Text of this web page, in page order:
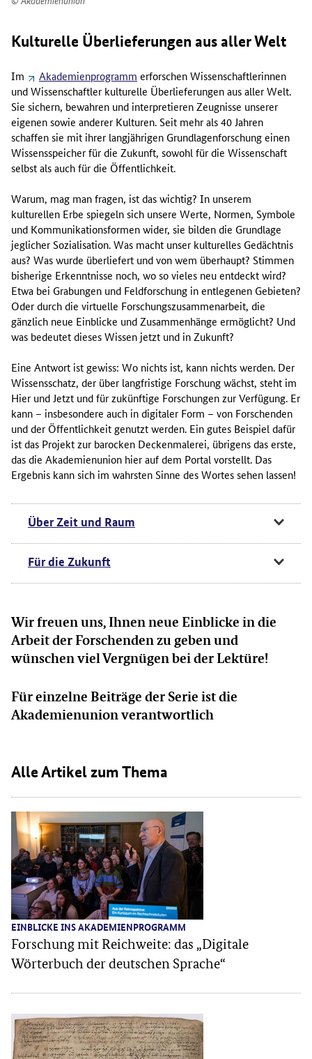
Kulturelle Überlieferungen aus aller Welt
Im Akademienprogramm erforschen Wissenschaftlerinnen
und Wissenschaftler kulturelle Überlieferungen aus aller Welt.
Sie sichern, bewahren und interpretieren Zeugnisse unserer
eigenen sowie anderer Kulturen. Seit mehr als 40 Jahren
schaffen sie mit ihrer langjährigen Grundlagenforschung einen
Wissensspeicher für die Zukunft, sowohl für die Wissenschaft
selbst als auch für die Öffentlichkeit.
Warum, mag man fragen, ist das wichtig? In unserem
kulturellen Erbe spiegeln sich unsere Werte, Normen, Symbole
und Kommunikationsformen wider, sie bilden die Grundlage
jeglicher Sozialisation. Was macht unser kulturelles Gedächtnis
aus? Was wurde überliefert und von wem überhaupt? Stimmen
bisherige Erkenntnisse noch, wo so vieles neu entdeckt wird?
Etwa bei Grabungen und Feldforschung in entlegenen Gebieten?
Oder durch die virtuelle Forschungszusammenarbeit, die
gänzlich neue Einblicke und Zusammenhänge ermöglicht? Und
was bedeutet dieses Wissen jetzt und in Zukunft?
Eine Antwort ist gewiss: Wo nichts ist, kann nichts werden. Der
Wissensschatz, der über langfristige Forschung wächst, steht im
Hier und Jetzt und für zukünftige Forschungen zur Verfügung. Er
kann – insbesondere auch in digitaler Form – von Forschenden
und der Öffentlichkeit genutzt werden. Ein gutes Beispiel dafür
ist das Projekt zur barocken Deckenmalerei, übrigens das erste,
das die Akademienunion hier auf dem Portal vorstellt. Das
Ergebnis kann sich im wahrsten Sinne des Wortes sehen lassen!
Über Zeit und Raum
Für die Zukunft
Wir freuen uns, Ihnen neue Einblicke in die
Arbeit der Forschenden zu geben und
wünschen viel Vergnügen bei der Lektüre!
Für einzelne Beiträge der Serie ist die
Akademienunion verantwortlich
Alle Artikel zum Thema
EINBLICKE INS AKADEMIENPROGRAMM
Forschung mit Reichweite: das „Digitale
Wörterbuch der deutschen Sprache“